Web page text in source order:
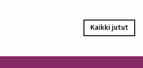
Kaikki jutut